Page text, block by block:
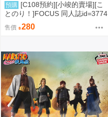
預購 [C108預約][小竣的賣場][こ
とのり！]FOCUS 同人誌id=3774
售價 280